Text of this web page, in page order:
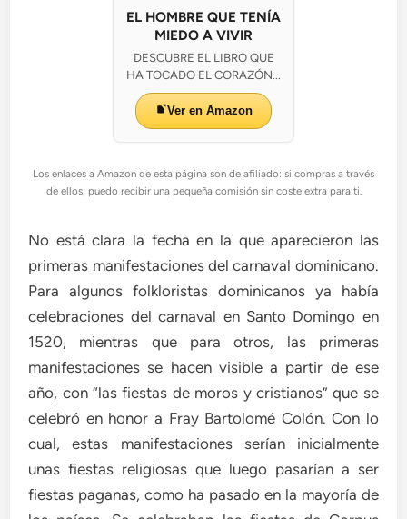
EL HOMBRE QUE TENÍA
MIEDO A VIVIR
DESCUBRE EL LIBRO QUE
HA TOCADO EL CORAZÓN...
Ver en Amazon
Los enlaces a Amazon de esta página son de afiliado: si compras a través
de ellos, puedo recibir una pequeña comisión sin coste extra para ti.
No está clara la fecha en la que aparecieron las
primeras manifestaciones del carnaval dominicano.
Para algunos folkloristas dominicanos ya había
celebraciones del carnaval en Santo Domingo en
1520, mientras que para otros, las primeras
manifestaciones se hacen visible a partir de ese
año, con “las fiestas de moros y cristianos” que se
celebró en honor a Fray Bartolomé Colón. Con lo
cual, estas manifestaciones serían inicialmente
unas fiestas religiosas que luego pasarían a ser
fiestas paganas, como ha pasado en la mayoría de